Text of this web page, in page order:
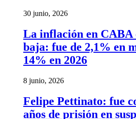
30 junio, 2026
La inflación en CABA
baja: fue de 2,1% en
14% en 2026
8 junio, 2026
Felipe Pettinato: fue
años de prisión en